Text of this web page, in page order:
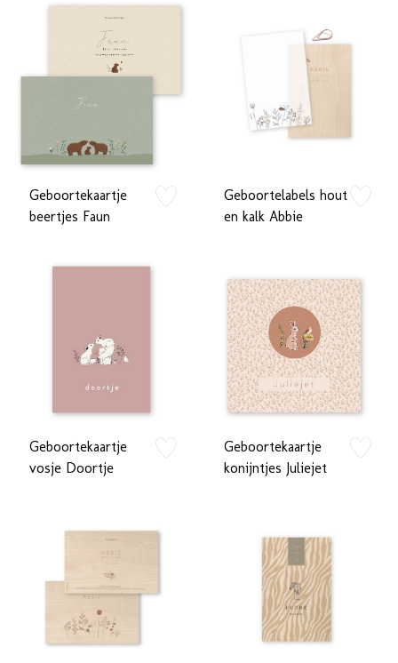
Geboortekaartje
beertjes Faun
Geboortelabels hout
en kalk Abbie
Geboortekaartje
vosje Doortje
zet op verlanglijstje
Geboortekaartje
konijntjes Juliejet